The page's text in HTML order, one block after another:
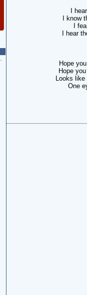
I
I know
I
I hear
Hope
Hope
Looks like
One